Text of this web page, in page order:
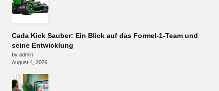
Cada Kick Sauber: Ein Blick auf das Formel-1-Team und
seine Entwicklung
by admin
August 4, 2026